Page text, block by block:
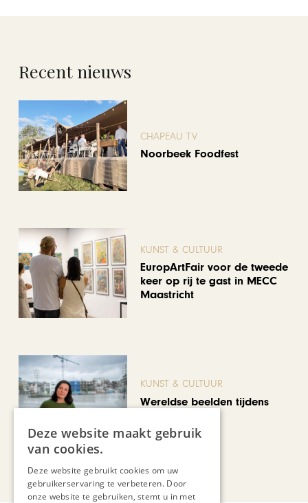
Recent nieuws
CHAPEAU TV
Noorbeek Foodfest
KUNST & CULTUUR
EuropArtFair voor de tweede
keer op rij te gast in MECC
Maastricht
KUNST & CULTUUR
Wereldse beelden tijdens
Bekijk alle artikelen
Deze website maakt gebruik
van cookies.
Deze website gebruikt cookies om uw
gebruikerservaring te verbeteren. Door
onze website te gebruiken, stemt u in met